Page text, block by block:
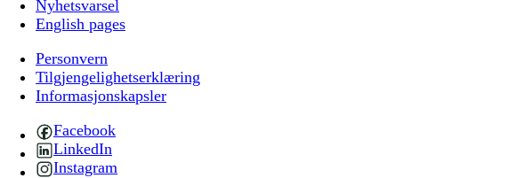
Nyhetsvarsel
English pages
Personvern
Tilgjengelighetserklæring
Informasjonskapsler
Facebook
LinkedIn
Instagram